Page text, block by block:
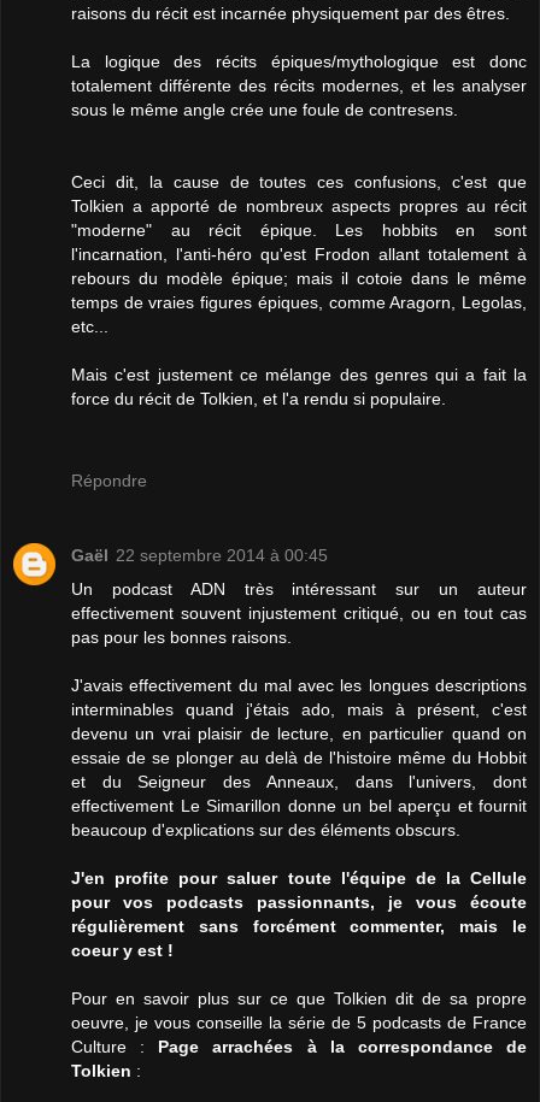
raisons du récit est incarnée physiquement par des êtres.
La logique des récits épiques/mythologique est donc
totalement différente des récits modernes, et les analyser
sous le même angle crée une foule de contresens.
Ceci dit, la cause de toutes ces confusions, c'est que
Tolkien a apporté de nombreux aspects propres au récit
"moderne" au récit épique. Les hobbits en sont
l'incarnation, l'anti-héro qu'est Frodon allant totalement à
rebours du modèle épique; mais il cotoie dans le même
temps de vraies figures épiques, comme Aragorn, Legolas,
etc...
Mais c'est justement ce mélange des genres qui a fait la
force du récit de Tolkien, et l'a rendu si populaire.
Répondre
Gaël 22 septembre 2014 à 00:45
Un podcast ADN très intéressant sur un auteur
effectivement souvent injustement critiqué, ou en tout cas
pas pour les bonnes raisons.
J'avais effectivement du mal avec les longues descriptions
interminables quand j'étais ado, mais à présent, c'est
devenu un vrai plaisir de lecture, en particulier quand on
essaie de se plonger au delà de l'histoire même du Hobbit
et du Seigneur des Anneaux, dans l'univers, dont
effectivement Le Simarillon donne un bel aperçu et fournit
beaucoup d'explications sur des éléments obscurs.
J'en profite pour saluer toute l'équipe de la Cellule
pour vos podcasts passionnants, je vous écoute
régulièrement sans forcément commenter, mais le
coeur y est !
Pour en savoir plus sur ce que Tolkien dit de sa propre
oeuvre, je vous conseille la série de 5 podcasts de France
Culture : Page arrachées à la correspondance de
Tolkien :